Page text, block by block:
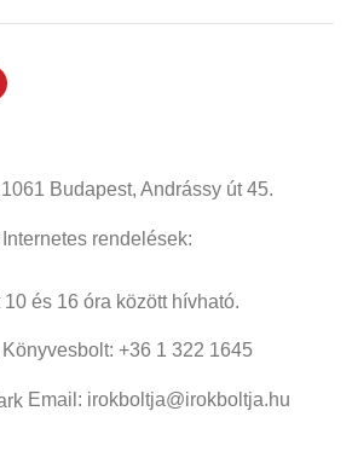
1061 Budapest, Andrássy út 45.
Internetes rendelések:
és 16 óra között hívható.
Könyvesbolt: +36 1 322 1645
Email: irokboltja@irokboltja.hu